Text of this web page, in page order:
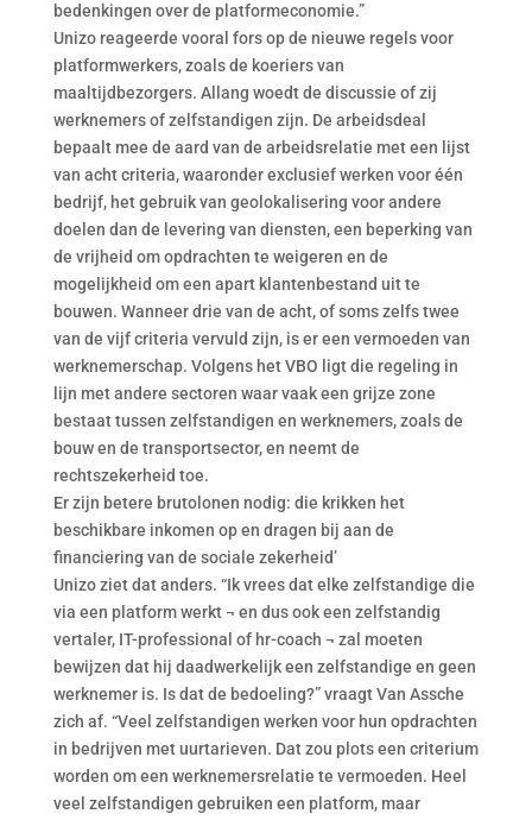
bedenkingen over de platformeconomie.”
Unizo reageerde vooral fors op de nieuwe regels voor
platformwerkers, zoals de koeriers van
maaltijdbezorgers. Allang woedt de discussie of zij
werknemers of zelfstandigen zijn. De arbeidsdeal
bepaalt mee de aard van de arbeidsrelatie met een lijst
van acht criteria, waaronder exclusief werken voor één
bedrijf, het gebruik van geolokalisering voor andere
doelen dan de levering van diensten, een beperking van
de vrijheid om opdrachten te weigeren en de
mogelijkheid om een apart klantenbestand uit te
bouwen. Wanneer drie van de acht, of soms zelfs twee
van de vijf criteria vervuld zijn, is er een vermoeden van
werknemerschap. Volgens het VBO ligt die regeling in
lijn met andere sectoren waar vaak een grijze zone
bestaat tussen zelfstandigen en werknemers, zoals de
bouw en de transportsector, en neemt de
rechtszekerheid toe.
Er zijn betere brutolonen nodig: die krikken het
beschikbare inkomen op en dragen bij aan de
financiering van de sociale zekerheid’
Unizo ziet dat anders. “Ik vrees dat elke zelfstandige die
via een platform werkt ¬ en dus ook een zelfstandig
vertaler, IT-professional of hr-coach ¬ zal moeten
bewijzen dat hij daadwerkelijk een zelfstandige en geen
werknemer is. Is dat de bedoeling?” vraagt Van Assche
zich af. “Veel zelfstandigen werken voor hun opdrachten
in bedrijven met uurtarieven. Dat zou plots een criterium
worden om een werknemersrelatie te vermoeden. Heel
veel zelfstandigen gebruiken een platform, maar